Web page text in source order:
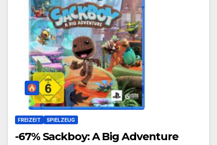
FREIZEIT SPIELZEUG
-67% Sackboy: A Big Adventure